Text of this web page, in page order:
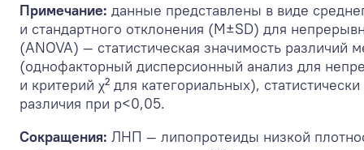
Примечание: данные представлены в виде
и стандартного отклонения (M±SD) для
(ANOVA) — статистическая значимость различий
(однофакторный дисперсионный анализ для
и критерий χ² для категориальных),
различия при p<0,05.
Сокращения: ЛНП — липопротеиды низкой